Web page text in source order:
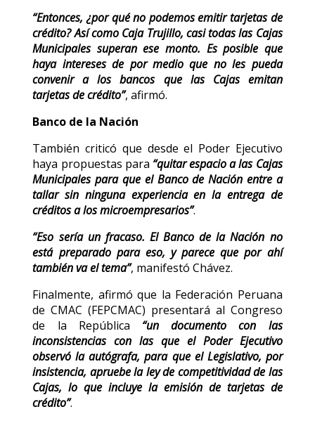
“Entonces, ¿por qué no podemos emitir tarjetas de
crédito? Así como Caja Trujillo, casi todas las Cajas
Municipales superan ese monto. Es posible que
haya intereses de por medio que no les pueda
convenir a los bancos que las Cajas emitan
tarjetas de crédito”, afirmó.
Banco de la Nación
También criticó que desde el Poder Ejecutivo
haya propuestas para “quitar espacio a las Cajas
Municipales para que el Banco de Nación entre a
tallar sin ninguna experiencia en la entrega de
créditos a los microempresarios”.
“Eso sería un fracaso. El Banco de la Nación no
está preparado para eso, y parece que por ahí
también va el tema”, manifestó Chávez.
Finalmente, afirmó que la Federación Peruana
de CMAC (FEPCMAC) presentará al Congreso
de la República “un documento con las
inconsistencias con las que el Poder Ejecutivo
observó la autógrafa, para que el Legislativo, por
insistencia, apruebe la ley de competitividad de las
Cajas, lo que incluye la emisión de tarjetas de
crédito”.